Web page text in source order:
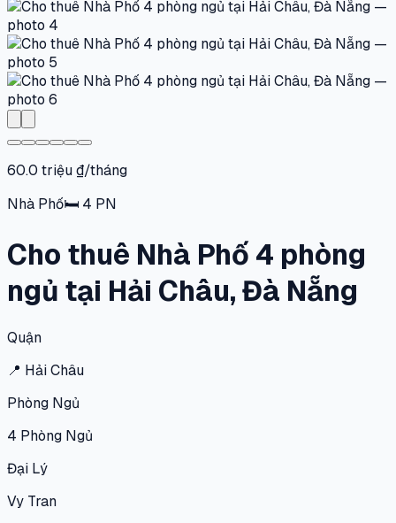
60.0 triệu ₫/tháng
Nhà Phố🛏 4 PN
Cho thuê Nhà Phố 4 phòng
ngủ tại Hải Châu, Đà Nẵng
Quận
📍 Hải Châu
Phòng Ngủ
4 Phòng Ngủ
Đại Lý
Vy Tran